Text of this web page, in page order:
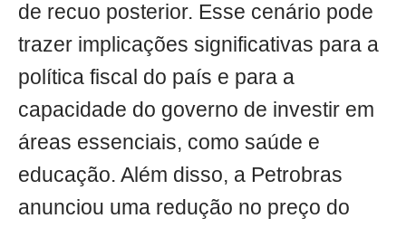
de recuo posterior. Esse cenário pode
trazer implicações significativas para a
política fiscal do país e para a
capacidade do governo de investir em
áreas essenciais, como saúde e
educação. Além disso, a Petrobras
anunciou uma redução no preço do